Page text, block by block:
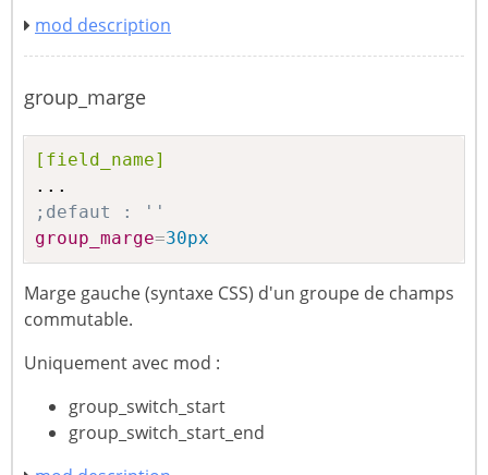
mod description
group_marge
[field_name]
;defaut : ''
group_marge=30px
Marge gauche (syntaxe CSS) d'un groupe de champs
commutable.
Uniquement avec mod :
group_switch_start
group_switch_start_end